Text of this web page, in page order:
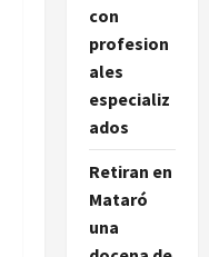
con
profesion
ales
especializ
ados
Retiran en
Mataró
una